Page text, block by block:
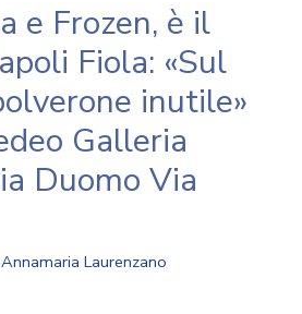
e Frozen, è il
Fiola: «Sul
inutile»
Galleria
Duomo Via
Annamaria Laurenzano